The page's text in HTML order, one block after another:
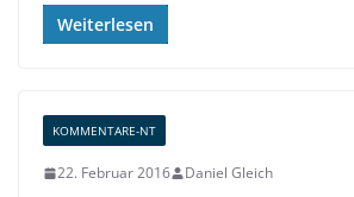
Weiterlesen
KOMMENTARE-NT
22. Februar 2016 Daniel Gleich